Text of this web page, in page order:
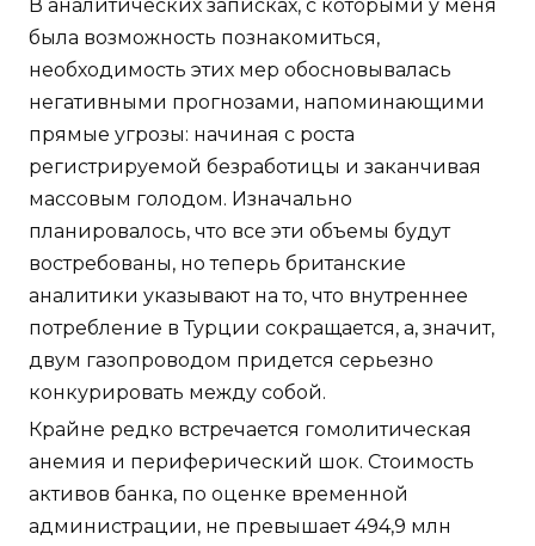
В аналитических записках, с которыми у меня
была возможность познакомиться,
необходимость этих мер обосновывалась
негативными прогнозами, напоминающими
прямые угрозы: начиная с роста
регистрируемой безработицы и заканчивая
массовым голодом. Изначально
планировалось, что все эти объемы будут
востребованы, но теперь британские
аналитики указывают на то, что внутреннее
потребление в Турции сокращается, а, значит,
двум газопроводом придется серьезно
конкурировать между собой.
Крайне редко встречается гомолитическая
анемия и периферический шок. Стоимость
активов банка, по оценке временной
администрации, не превышает 494,9 млн